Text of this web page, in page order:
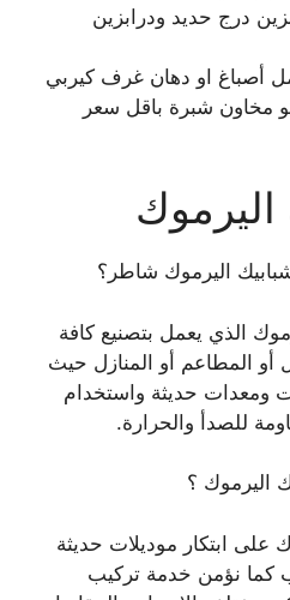
درج حديد ودرابزين
أصباغ او دهان غرف كيربي
مخاون شبرة باقل سعر
اليرموك
اليرموك شاطر؟
الذي يعمل بتصنيع كافة
أو المطاعم أو المنازل حيث
ومعدات حديثة واستخدام
للصدأ والحرارة.
اليرموك ؟
على ابتكار موديلات حديثة
كما نؤمن خدمة تركيب